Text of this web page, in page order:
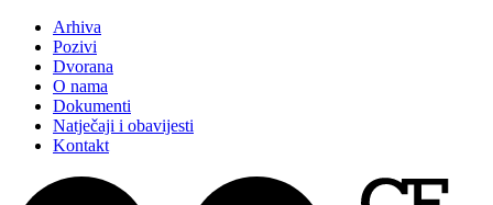
Arhiva
Pozivi
Dvorana
O nama
Dokumenti
Natječaji i obavijesti
Kontakt